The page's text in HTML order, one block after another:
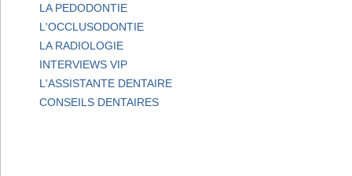
LA PEDODONTIE
L'OCCLUSODONTIE
LA RADIOLOGIE
INTERVIEWS VIP
L'ASSISTANTE DENTAIRE
CONSEILS DENTAIRES